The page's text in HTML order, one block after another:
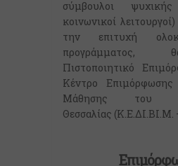
σύμβουλοι
κοινωνικοί
την επιτυχή
προγράμματος,
Πιστοποιητικό
Κέντρο
Μάθησης του
Θεσσαλίας (Κ.Ε.ΔΙ.ΒΙ.Μ.